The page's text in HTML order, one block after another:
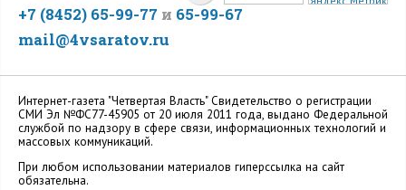
+7 (8452) 65-99-77 и 65-99-67
mail@4vsaratov.ru
Интернет-газета "Четвертая Власть" Cвидетельство о регистрации
СМИ Эл №ФС77-45905 от 20 июля 2011 года, выдано Федеральной
службой по надзору в сфере связи, информационных технологий и
массовых коммуникаций.
При любом использовании материалов гиперссылка на сайт
обязательна.